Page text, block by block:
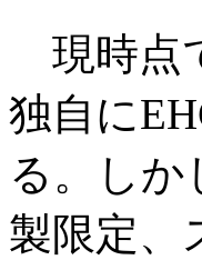
現時点
独自に
る。しか
製限定、